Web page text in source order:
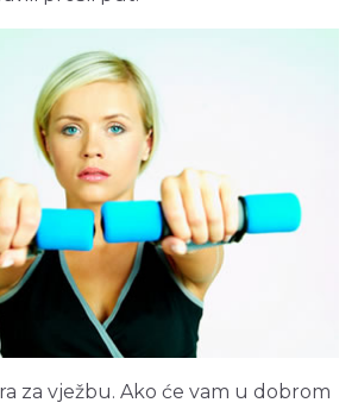
za vježbu. Ako će vam u dobrom